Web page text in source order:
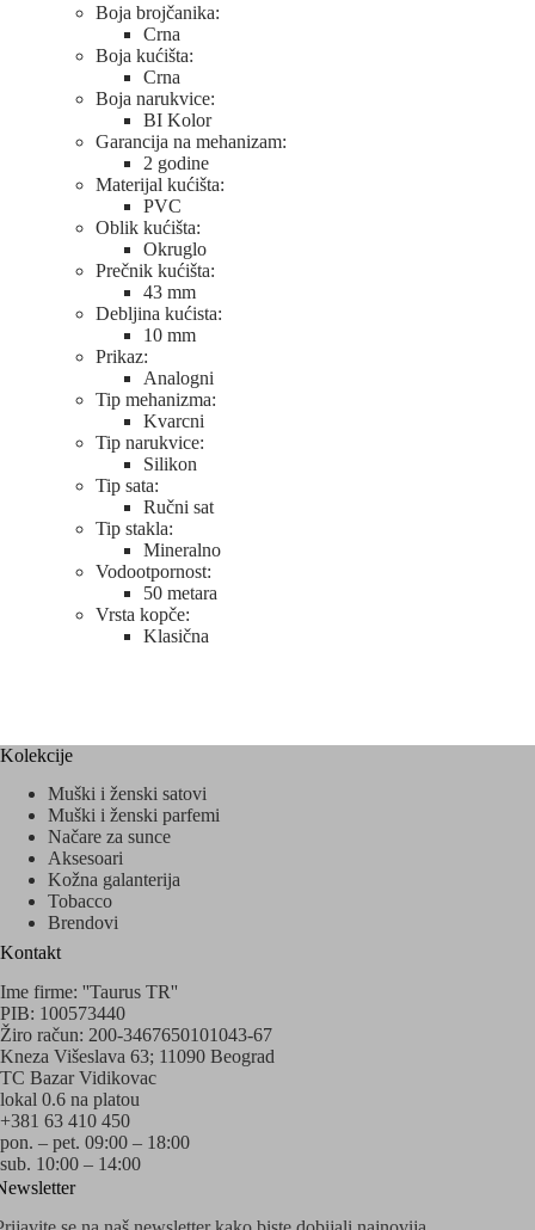
Boja brojčanika:
Crna
Boja kućišta:
Crna
Boja narukvice:
BI Kolor
Garancija na mehanizam:
2 godine
Materijal kućišta:
PVC
Oblik kućišta:
Okruglo
Prečnik kućišta:
43 mm
Debljina kućista:
10 mm
Prikaz:
Analogni
Tip mehanizma:
Kvarcni
Tip narukvice:
Silikon
Tip sata:
Ručni sat
Tip stakla:
Mineralno
Vodootpornost:
50 metara
Vrsta kopče:
Klasična
Kolekcije
Muški i ženski satovi
Muški i ženski parfemi
Načare za sunce
Aksesoari
Kožna galanterija
Tobacco
Brendovi
Kontakt
Ime firme: ''Taurus TR''
PIB: 100573440
Žiro račun: 200-3467650101043-67
Kneza Višeslava 63; 11090 Beograd
TC Bazar Vidikovac
lokal 0.6 na platou
+381 63 410 450
pon. – pet. 09:00 – 18:00
sub. 10:00 – 14:00